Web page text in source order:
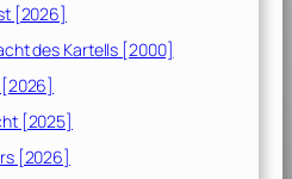
[2026]
des Kartells [2000]
[2026]
[2025]
[2026]